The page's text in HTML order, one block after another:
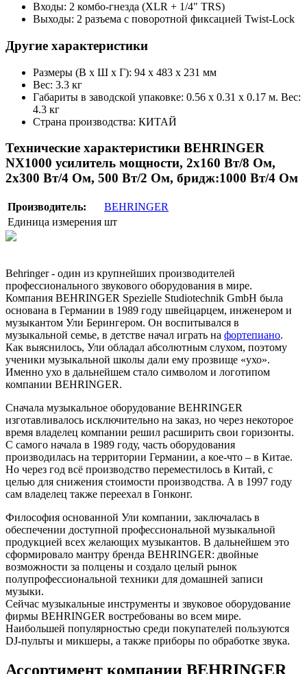
Входы: 2 комбо-гнезда (XLR + 1/4" TRS)
Выходы: 2 разъема с поворотной фиксацией Twist-Lock
Другие характеристики
Размеры (В х Ш х Г): 94 х 483 х 231 мм
Вес: 3.3 кг
Габариты в заводской упаковке: 0.56 x 0.31 x 0.17 м. Вес:
4.3 кг
Страна производства: КИТАЙ
Технические характеристики BEHRINGER
NX1000 усилитель мощности, 2х160 Вт/8 Ом,
2х300 Вт/4 Ом, 500 Вт/2 Ом, бридж:1000 Вт/4 Ом
Производитель:
BEHRINGER
Единица измерения шт
Behringer - один из крупнейших производителей
профессионального звукового оборудования в мире.
Компания BEHRINGER Spezielle Studiotechnik GmbH была
основана в Германии в 1989 году швейцарцем, инженером и
музыкантом Ули Берингером. Он воспитывался в
музыкальной семье, в детстве начал играть на фортепиано.
Как выяснилось, Ули обладал абсолютным слухом, поэтому
ученики музыкальной школы дали ему прозвище «ухо».
Именно ухо в дальнейшем стало символом и логотипом
компании BEHRINGER.
Сначала музыкальное оборудование BEHRINGER
изготавливалось исключительно на заказ, но через некоторое
время владелец компании решил расширить свои горизонты.
С самого начала в 1989 году, часть оборудования
производилась на территории Германии, а кое-что – в Китае.
Но через год всё производство переместилось в Китай, с
целью для снижения стоимости производства. А в 1997 году
сам владелец также переехал в Гонконг.
Философия основанной Ули компании, заключалась в
обеспечении доступной профессиональной музыкальной
продукцией всех желающих музыкантов. В дальнейшем это
сформировало мантру бренда BEHRINGER: двойные
возможности за полцены и создало целый рынок
полупрофессиональной техники для домашней записи
музыки.
Сейчас музыкальные инструменты и звуковое оборудование
фирмы BEHRINGER востребованы во всем мире.
Наибольшей популярностью среди покупателей пользуются
DJ-пульты и микшеры, а также приборы по обработке звука.
Ассортимент компании BEHRINGER